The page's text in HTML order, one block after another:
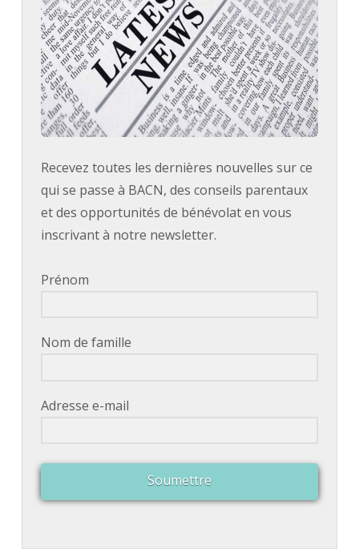
Recevez toutes les dernières nouvelles sur ce
qui se passe à BACN, des conseils parentaux
et des opportunités de bénévolat en vous
inscrivant à notre newsletter.
Prénom
Nom de famille
Adresse e-mail
Soumettre